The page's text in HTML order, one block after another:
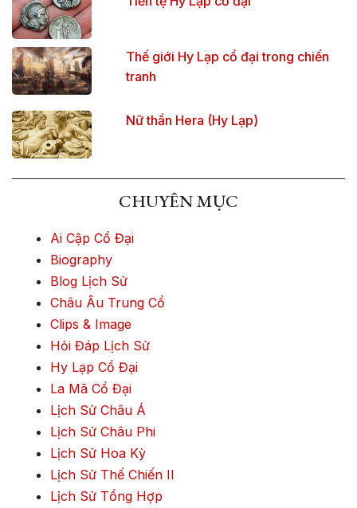
Thế giới Hy Lạp cổ đại trong chiến
tranh
Nữ thần Hera (Hy Lạp)
CHUYÊN MỤC
Ai Cập Cổ Đại
Biography
Blog Lịch Sử
Châu Âu Trung Cổ
Clips & Image
Hỏi Đáp Lịch Sử
Hy Lạp Cổ Đại
La Mã Cổ Đại
Lịch Sử Châu Á
Lịch Sử Châu Phi
Lịch Sử Hoa Kỳ
Lịch Sử Thế Chiến II
Lịch Sử Tổng Hợp